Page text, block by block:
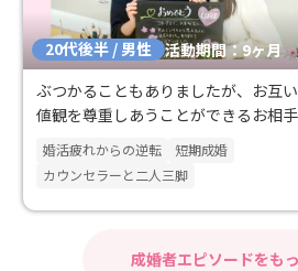
20代後半 / 男性 活動期間：9ヶ月
ぶつかることもありましたが、お互
値観を尊重しあうことができるお相
婚！
婚活疲れからの逆転
短期成婚
カウンセラーと二人三脚
成婚者エピソードをも